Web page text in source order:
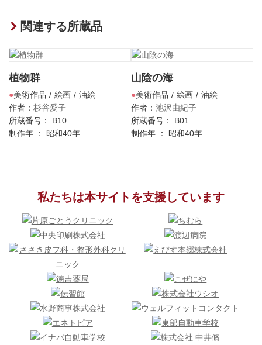
関連する所蔵品
植物群
美術作品 絵画
油絵
作者： 杉谷愛子
所蔵番号： B10
制作年 ： 昭和40年
山陰の海
美術作品 絵画
油絵
作者： 池沢由紀子
所蔵番号： B01
制作年 ： 昭和40年
私たちは本サイトを支援しています